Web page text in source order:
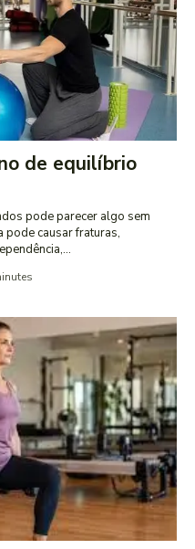
de equilíbrio
pode parecer algo sem
pode causar fraturas,